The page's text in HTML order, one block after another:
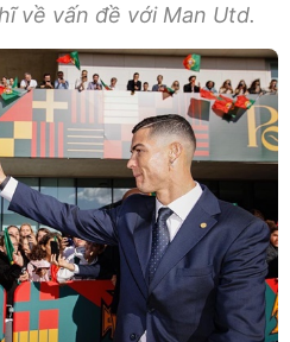
về vấn đề với Man Utd.